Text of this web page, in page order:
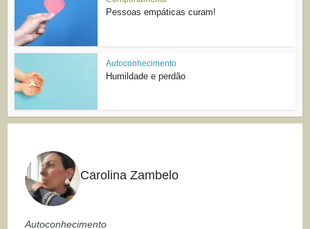
Pessoas empáticas curam!
Autoconhecimento
Humildade e perdão
Carolina Zambelo
Autoconhecimento